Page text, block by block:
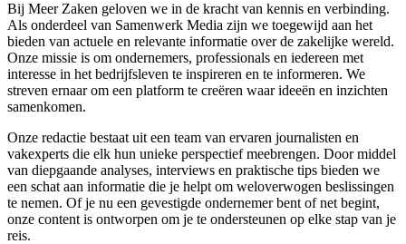
Bij Meer Zaken geloven we in de kracht van kennis en verbinding.
Als onderdeel van Samenwerk Media zijn we toegewijd aan het
bieden van actuele en relevante informatie over de zakelijke wereld.
Onze missie is om ondernemers, professionals en iedereen met
interesse in het bedrijfsleven te inspireren en te informeren. We
streven ernaar om een platform te creëren waar ideeën en inzichten
samenkomen.
Onze redactie bestaat uit een team van ervaren journalisten en
vakexperts die elk hun unieke perspectief meebrengen. Door middel
van diepgaande analyses, interviews en praktische tips bieden we
een schat aan informatie die je helpt om weloverwogen beslissingen
te nemen. Of je nu een gevestigde ondernemer bent of net begint,
onze content is ontworpen om je te ondersteunen op elke stap van je
reis.